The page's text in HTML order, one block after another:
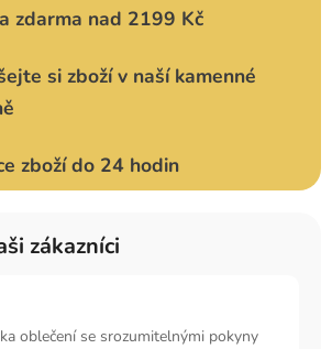
zdarma nad 2199 Kč
si zboží v naší kamenné
zboží do 24 hodin
zákazníci
oblečení se srozumitelnými pokyny